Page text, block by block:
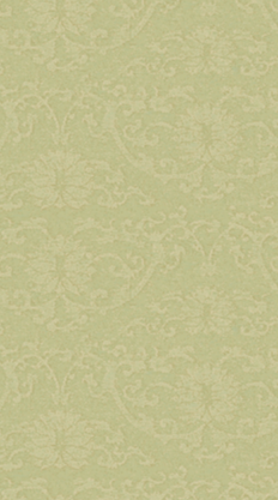
大力支持!"元上都文化"网((元上都历史